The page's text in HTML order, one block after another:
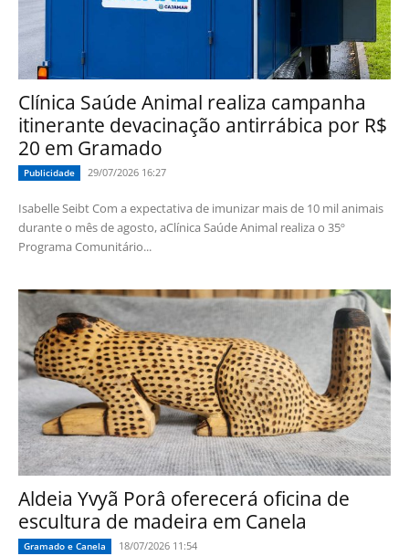
Clínica Saúde Animal realiza campanha
itinerante devacinação antirrábica por R$
20 em Gramado
Publicidade 29/07/2026 16:27
Isabelle Seibt Com a expectativa de imunizar mais de 10 mil animais
durante o mês de agosto, aClínica Saúde Animal realiza o 35º
Programa Comunitário...
Aldeia Yvyã Porâ oferecerá oficina de
escultura de madeira em Canela
Gramado e Canela 18/07/2026 11:54